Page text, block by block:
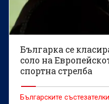
Българка се
соло на
спортна стрелба
Българските